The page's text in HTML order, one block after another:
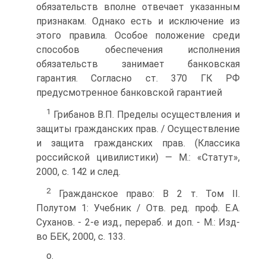
обязательств вполне отвечает указанным
признакам. Однако есть и исключение из
этого правила. Особое положение среди
способов обеспечения исполнения
обязательств занимает банковская
гарантия. Согласно ст. 370 ГК РФ
предусмотренное банковской гарантией
1 Грибанов В.П. Пределы осуществления и
защиты гражданских прав. / Осуществление
и защита гражданских прав. (Классика
российской цивилистики) — M.: «Статут»,
2000, с. 142 и след.
2Гражданское право: В 2 т. Том II.
Полутом 1: Учебник / Отв. ред. проф. Е.А.
Суханов. - 2-е изд., перераб. и доп. - M.: Изд-
во БЕК, 2000, с. 133.
о.